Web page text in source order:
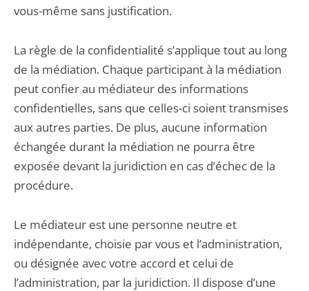
vous-même sans justification.
La règle de la confidentialité s’applique tout au long
de la médiation. Chaque participant à la médiation
peut confier au médiateur des informations
confidentielles, sans que celles-ci soient transmises
aux autres parties. De plus, aucune information
échangée durant la médiation ne pourra être
exposée devant la juridiction en cas d’échec de la
procédure.
Le médiateur est une personne neutre et
indépendante, choisie par vous et l’administration,
ou désignée avec votre accord et celui de
l’administration, par la juridiction. Il dispose d’une